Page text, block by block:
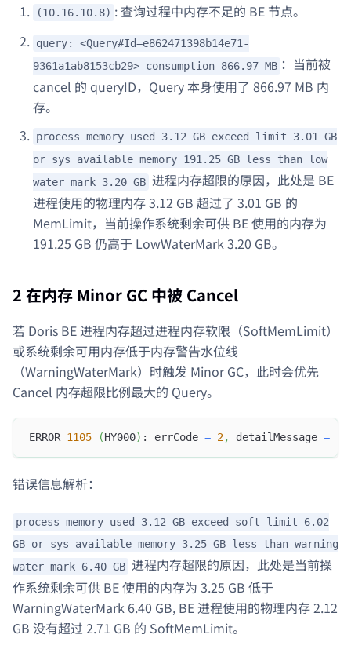
(10.16.10.8) : 查询过程中内存不足的 BE 节点。
query: <Query#Id=e862471398b14e71-
9361a1ab8153cb29> consumption 866.97 MB ：当前被
cancel 的 queryID，Query 本身使用了 866.97 MB 内
存。
process memory used 3.12 GB exceed limit 3.01 GB
or sys available memory 191.25 GB less than low
water mark 3.20 GB 进程内存超限的原因，此处是 BE
进程使用的物理内存 3.12 GB 超过了 3.01 GB 的
MemLimit，当前操作系统剩余可供 BE 使用的内存为
191.25 GB 仍高于 LowWaterMark 3.20 GB。
2 在内存 Minor GC 中被 Cancel
若 Doris BE 进程内存超过进程内存软限（SoftMemLimit）
或系统剩余可用内存低于内存警告水位线
（WarningWaterMark）时触发 Minor GC，此时会优先
Cancel 内存超限比例最大的 Query。
ERROR 1105 (HY000) : errCode = 2, detailMessage =
错误信息解析：
process memory used 3.12 GB exceed soft limit 6.02
GB or sys available memory 3.25 GB less than warning
water mark 6.40 GB 进程内存超限的原因，此处是当前操
作系统剩余可供 BE 使用的内存为 3.25 GB 低于
WarningWaterMark 6.40 GB, BE 进程使用的物理内存 2.12
GB 没有超过 2.71 GB 的 SoftMemLimit。